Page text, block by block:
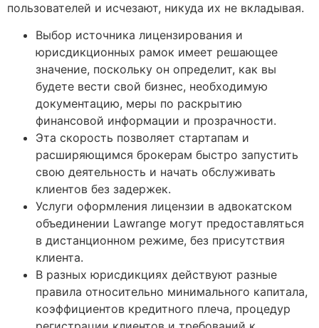
пользователей и исчезают, никуда их не вкладывая.
Выбор источника лицензирования и
юрисдикционных рамок имеет решающее
значение, поскольку он определит, как вы
будете вести свой бизнес, необходимую
документацию, меры по раскрытию
финансовой информации и прозрачности.
Эта скорость позволяет стартапам и
расширяющимся брокерам быстро запустить
свою деятельность и начать обслуживать
клиентов без задержек.
Услуги оформления лицензии в адвокатском
объединении Lawrange могут предоставляться
в дистанционном режиме, без присутствия
клиента.
В разных юрисдикциях действуют разные
правила относительно минимального капитала,
коэффициентов кредитного плеча, процедур